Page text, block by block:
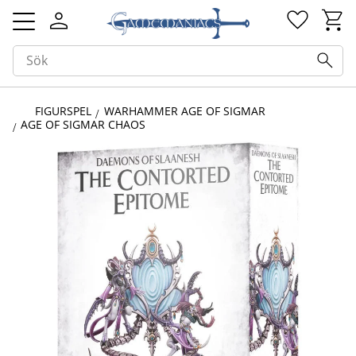
Meny
FIGURSPEL
WARHAMMER AGE OF SIGMAR
AGE OF SIGMAR CHAOS